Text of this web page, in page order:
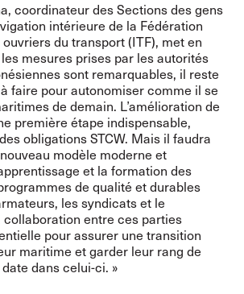
coordinateur des Sections des gens
intérieure de la Fédération
du transport (ITF), met en
mesures prises par les autorités
sont remarquables, il reste
faire pour autonomiser comme il se
de demain. L’amélioration de
première étape indispensable,
obligations STCW. Mais il faudra
modèle moderne et
et la formation des
de qualité et durables
les syndicats et le
collaboration entre ces parties
pour assurer une transition
maritime et garder leur rang de
dans celui-ci. »